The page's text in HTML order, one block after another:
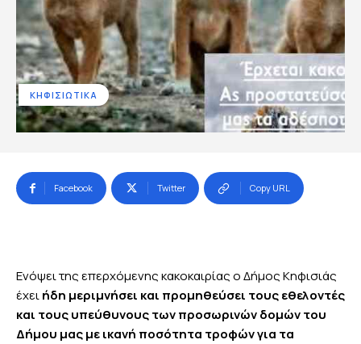
ΚΗΦΙΣΙΩΤΙΚΑ
Facebook Twitter Copy URL
Ενόψει της επερχόμενης κακοκαιρίας ο Δήμος Κηφισιάς
έχειήδη μεριμνήσει και προμηθεύσει τους εθελοντές
και τους υπεύθυνους των προσωρινών δομών του
Δήμου μας με ικανή ποσότητα τροφών για τα